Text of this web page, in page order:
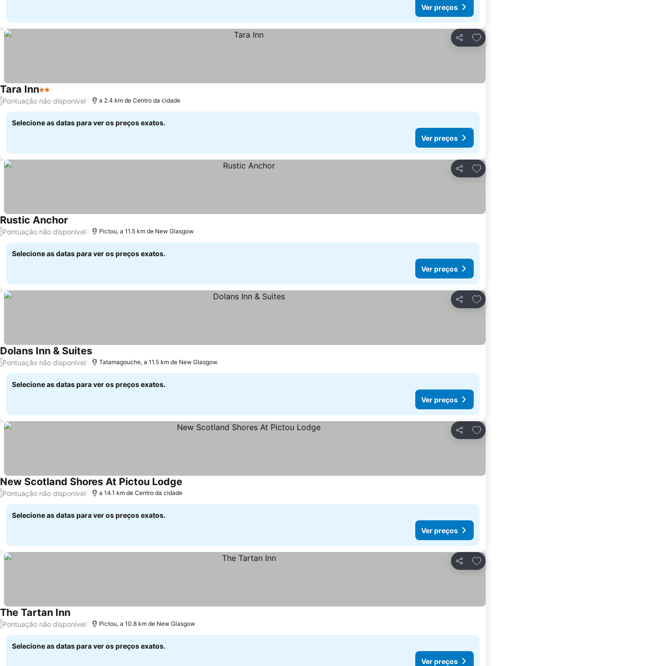
Ver preços
Partilhar
Adicionar aos favoritos
Tara Inn2 Estrelas
/Pontuação não disponível a 2.4 km de Centro da cidade
Selecione as datas para ver os preços exatos.
Ver preços
Partilhar
Adicionar aos favoritos
Rustic Anchor
/Pontuação não disponível Pictou, a 11.5 km de New Glasgow
Selecione as datas para ver os preços exatos.
Ver preços
Partilhar
Adicionar aos favoritos
Dolans Inn & Suites
/Pontuação não disponível Tatamagouche, a 11.5 km de New Glasgow
Selecione as datas para ver os preços exatos.
Ver preços
Partilhar
Adicionar aos favoritos
New Scotland Shores At Pictou Lodge
/Pontuação não disponível a 14.1 km de Centro da cidade
Selecione as datas para ver os preços exatos.
Ver preços
Partilhar
Adicionar aos favoritos
The Tartan Inn
/Pontuação não disponível Pictou, a 10.8 km de New Glasgow
Selecione as datas para ver os preços exatos.
Ver preços